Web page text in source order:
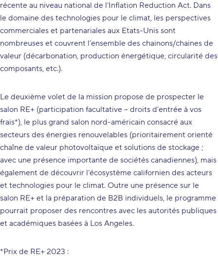
récente au niveau national de l’Inflation Reduction Act. Dans
le domaine des technologies pour le climat, les perspectives
commerciales et partenariales aux Etats-Unis sont
nombreuses et couvrent l’ensemble des chainons/chaines de
valeur (décarbonation, production énergétique, circularité des
composants, etc.).
Le deuxième volet de la mission propose de prospecter le
salon RE+ (participation facultative – droits d’entrée à vos
frais*), le plus grand salon nord-américain consacré aux
secteurs des énergies renouvelables (prioritairement orienté
chaîne de valeur photovoltaïque et solutions de stockage ;
avec une présence importante de sociétés canadiennes), mais
également de découvrir l’écosystème californien des acteurs
et technologies pour le climat. Outre une présence sur le
salon RE+ et la préparation de B2B individuels, le programme
pourrait proposer des rencontres avec les autorités publiques
et académiques basées à Los Angeles.
*Prix de RE+ 2023 :